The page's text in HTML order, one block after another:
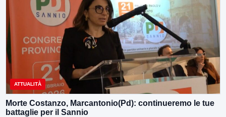
ATTUALITÀ
Morte Costanzo, Marcantonio(Pd): continueremo le tue
battaglie per il Sannio